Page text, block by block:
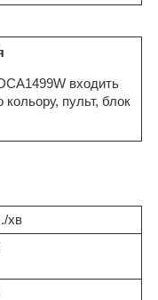
входить
кольору, пульт, блок
хв